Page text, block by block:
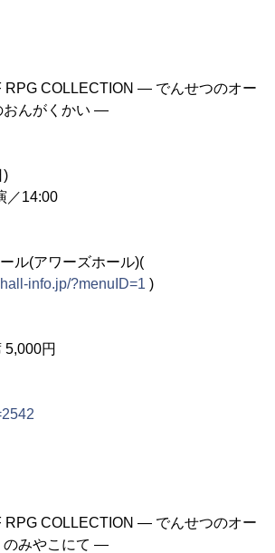
RPG COLLECTION ― でんせつのオー
おんがくかい ―
)
／14:00
ル(アワーズホール)(
info.jp/?menuID=1 )
5,000円
RPG COLLECTION ― でんせつのオー
のみやこにて ―